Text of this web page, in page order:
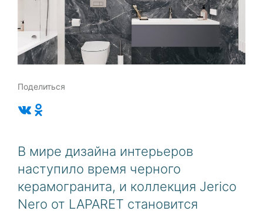
Поделиться
В мире дизайна интерьеров
наступило время черного
керамогранита, и коллекция Jerico
Nero от LAPARET становится